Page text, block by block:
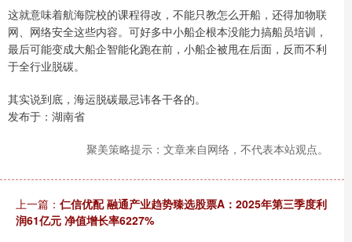
这就意味着航海院校的课程得改，不能只教怎么开船，还得加物联
网、网络安全这些内容。可好多中小船企根本没能力搞船员培训，
最后可能变成大船企智能化跑在前，小船企被甩在后面，反而不利
于全行业脱碳。
其实说到底，海运脱碳最忌讳各干各的。
发布于：湖南省
聚美策略提示：文章来自网络，不代表本站观点。
上一篇： 仁信优配 融通产业趋势臻选股票A：2025年第三季度利
润61亿元 净值增长率6227%